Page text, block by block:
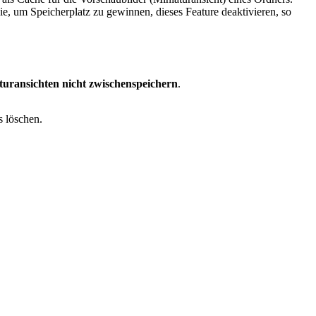
um Speicherplatz zu gewinnen, dieses Feature deaktivieren, so
nicht zwischenspeichern.
löschen.